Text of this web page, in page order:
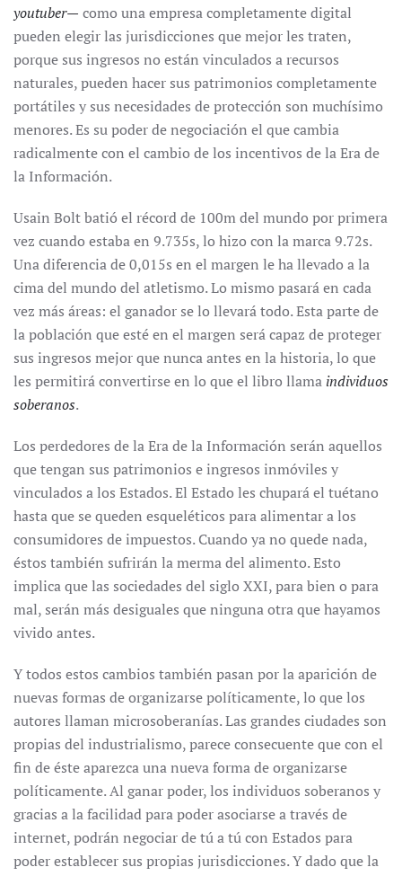
youtuber— como una empresa completamente digital
pueden elegir las jurisdicciones que mejor les traten,
porque sus ingresos no están vinculados a recursos
naturales, pueden hacer sus patrimonios completamente
portátiles y sus necesidades de protección son muchísimo
menores. Es su poder de negociación el que cambia
radicalmente con el cambio de los incentivos de la Era de
la Información.
Usain Bolt batió el récord de 100m del mundo por primera
vez cuando estaba en 9.735s, lo hizo con la marca 9.72s.
Una diferencia de 0,015s en el margen le ha llevado a la
cima del mundo del atletismo. Lo mismo pasará en cada
vez más áreas: el ganador se lo llevará todo. Esta parte de
la población que esté en el margen será capaz de proteger
sus ingresos mejor que nunca antes en la historia, lo que
les permitirá convertirse en lo que el libro llama individuos
soberanos.
Los perdedores de la Era de la Información serán aquellos
que tengan sus patrimonios e ingresos inmóviles y
vinculados a los Estados. El Estado les chupará el tuétano
hasta que se queden esqueléticos para alimentar a los
consumidores de impuestos. Cuando ya no quede nada,
éstos también sufrirán la merma del alimento. Esto
implica que las sociedades del siglo XXI, para bien o para
mal, serán más desiguales que ninguna otra que hayamos
vivido antes.
Y todos estos cambios también pasan por la aparición de
nuevas formas de organizarse políticamente, lo que los
autores llaman microsoberanías. Las grandes ciudades son
propias del industrialismo, parece consecuente que con el
fin de éste aparezca una nueva forma de organizarse
políticamente. Al ganar poder, los individuos soberanos y
gracias a la facilidad para poder asociarse a través de
internet, podrán negociar de tú a tú con Estados para
poder establecer sus propias jurisdicciones. Y dado que la